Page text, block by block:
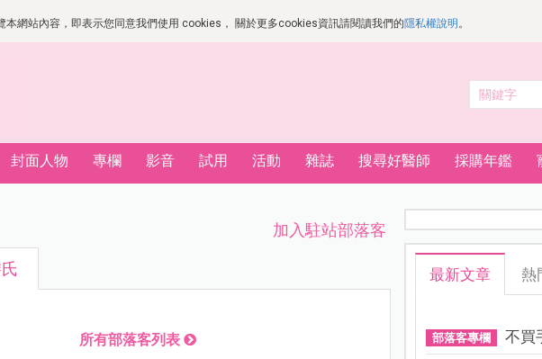
網站內容，即表示您同意我們使用 cookies， 關於更多cookies資訊請閱讀我們的隱私權說明 。
封面人物 專欄 影音 試用 活動 雜誌 搜尋好醫師 採購年鑑
加入駐站部落客
所有部落客列表
最新文章 熱
部落客專欄 不買